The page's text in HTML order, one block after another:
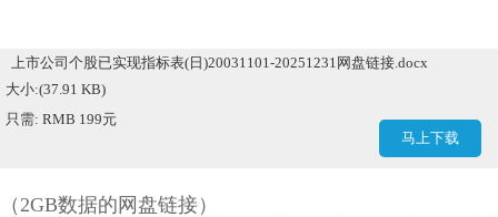
上市公司个股已实现指标表(日)20031101-20251231网盘链接.docx
大小:(37.91 KB)
只需: RMB 199元
马上下载
（2GB数据的网盘链接）